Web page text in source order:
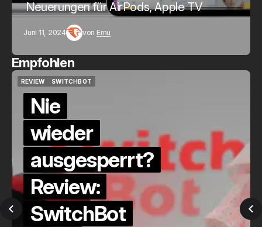
Neuerungen für AirPods, Apple TV
Juni 11, 2024 von Emu
Empfohlen
QUICKCHECK
HOME ASSISTANT
Die Alexa-
Alternative?
QuickCheck: